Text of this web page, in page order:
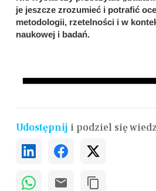
je jeszcze zrozumieć i potrafić
metodologii, rzetelności i w
naukowej i badań.
Udostępnij i podziel się